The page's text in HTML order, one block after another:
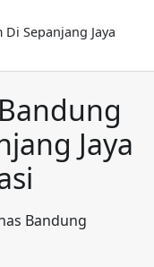
Sepanjang Jaya
Jaya
Bandung